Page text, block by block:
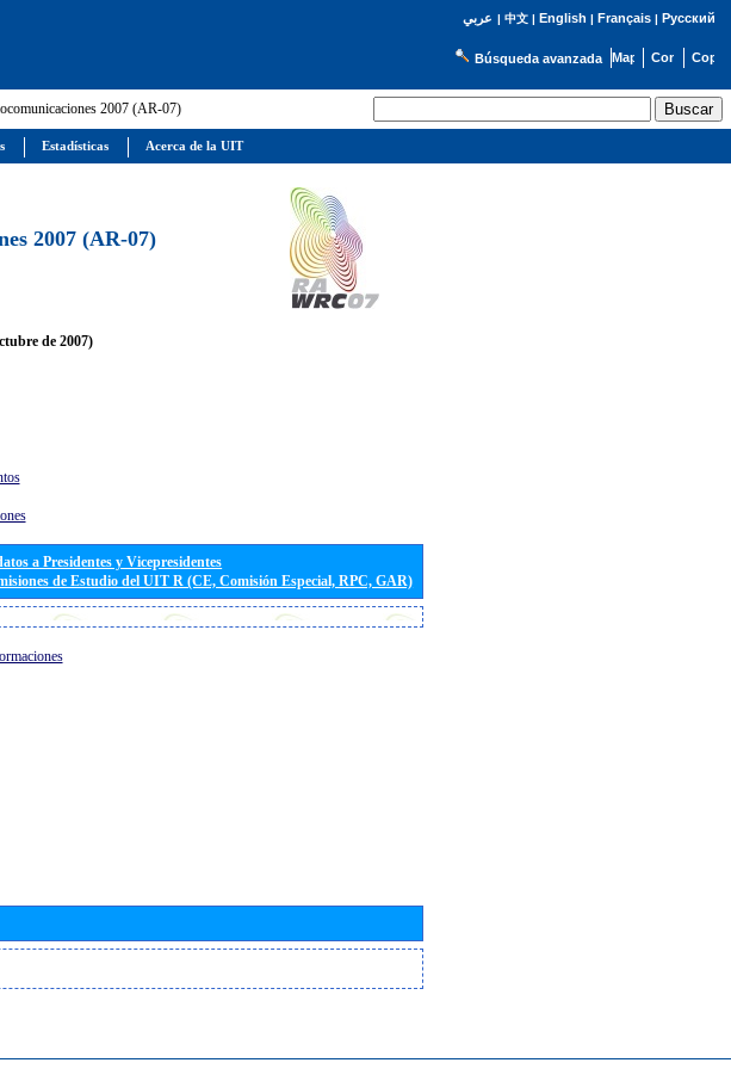
عربي | 中文| English | Français| Русский
Búsqueda avanzada
2007 (AR-07)
2007 (AR-07)
de 2007)
a Presidentes y Vicepresidentes
de Estudio del UIT R (CE, Comisión Especial, RPC, GAR)
Estadísticas Acerca de la UIT